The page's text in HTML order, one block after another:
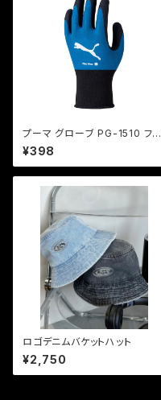
プーマ グローブ PG-1510 フレ
ックスプラス
¥398
ロゴデニムバケットハット
¥2,750